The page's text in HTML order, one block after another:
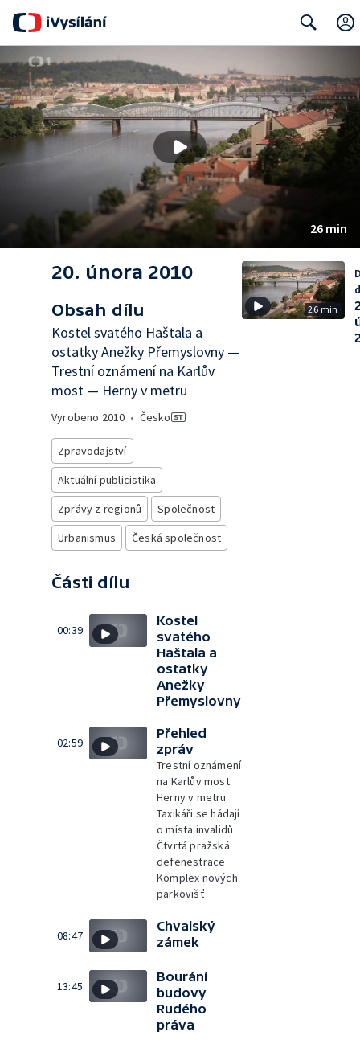
26 min
20. února 2010
Obsah dílu
Kostel svatého Haštala a
ostatky Anežky Přemyslovny —
Trestní oznámení na Karlův
most — Herny v metru
Vyrobeno 2010 • Česko
Zpravodajství
Aktuální publicistika
Zprávy z regionů
Společnost
Urbanismus
Česká společnost
Části dílu
00:39
Kostel
svatého
Haštala a
ostatky
Anežky
Přemyslovny
02:59
Přehled
zpráv
Trestní oznámení
na Karlův most
Herny v metru
Taxikáři se hádají
o místa invalidů
Čtvrtá pražská
defenestrace
Komplex nových
parkovišť
08:47
Chvalský
zámek
13:45
Bourání
budovy
Rudého
práva
26 min